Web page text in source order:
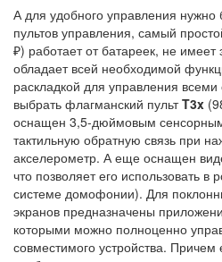
А для удобного управления нужно
пультов управления, самый
₽) работает от батареек, не имеет
обладает всей необходимой
раскладкой для управления
выбрать флагманский пультT3x
оснащен 3,5-дюймовым
тактильную обратную связь при
акселерометр. А еще оснащен
что позволяет его использовать в
системе домофонии). Для
экранов предназначены
которыми можно полноценно
совместимого устройства. Причем